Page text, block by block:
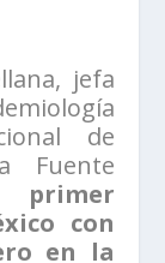
jefa
de
Fuente
primer
con
en la